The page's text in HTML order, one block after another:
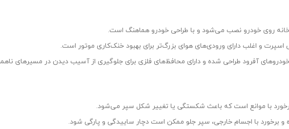
روی خودرو نصب می‌شود و با طراحی خودرو هماهنگ است.
و اغلب دارای ورودی‌های هوای بزرگ‌تر برای بهبود خنک‌کاری موتور است.
آفرود طراحی شده و دارای محافظ‌های فلزی برای جلوگیری از آسیب دیدن در مسیرهای
با موانع است که باعث شکستگی یا تغییر شکل سپر می‌شود.
و برخورد با اجسام خارجی، سپر جلو ممکن است دچار ساییدگی و پارگی شود.